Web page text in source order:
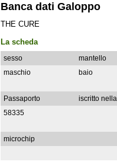
Banca dati Galoppo
THE CURE
La scheda
sesso mantello
maschio
baio
Passaporto iscritto
58335
microchip